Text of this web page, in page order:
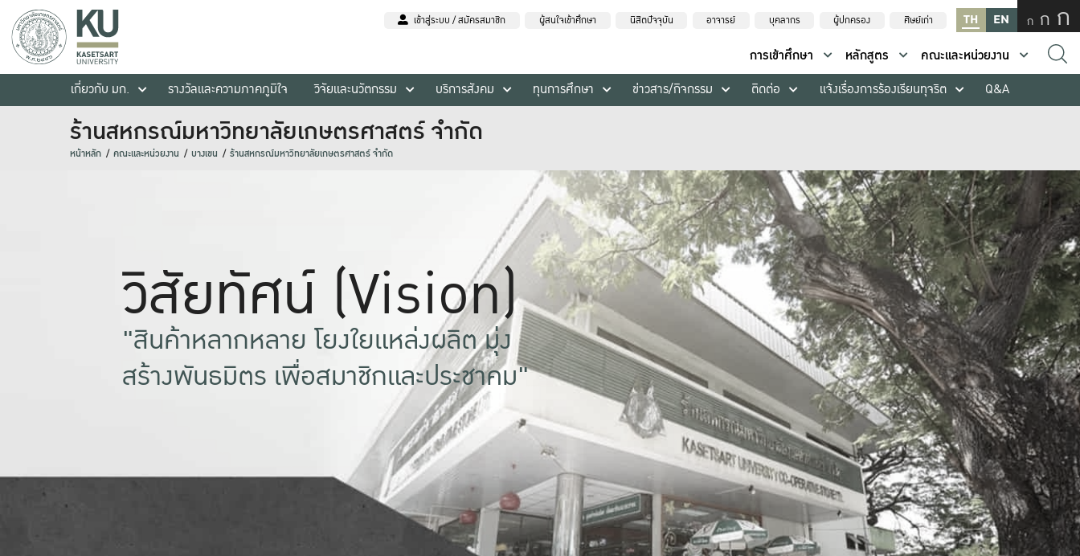
เข้าสู่ระบบ / สมัครสมาชิก ผู้สนใจเข้าศึกษา นิสิตปัจจุบัน อาจารย์ บุคลากร ผู้ปกครอง ศิษย์เก่า TH EN ก ก ก
การเข้าศึกษา หลักสูตร
คณะและหน่วยงาน
เกี่ยวกับ มก.
รางวัลและความภาคภูมิใจ วิจัยและนวัตกรรม บริการสังคม ทุนการศึกษา ข่าวสาร/กิจกรรม ติดต่อ แจ้งเรื่องการร้องเรียนทุจริต Q&A
ร้านสหกรณ์มหาวิทยาลัยเกษตรศาสตร์ จำกัด
หน้าหลัก คณะและหน่วยงาน บางเขน ร้านสหกรณ์มหาวิทยาลัยเกษตรศาสตร์ จำกัด
วิสัยทัศน์ (Vision)
"สินค้าหลากหลาย โยงใยแหล่งผลิต มุ่ง
สร้างพันธมิตร เพื่อสมาชิกและประชาคม"